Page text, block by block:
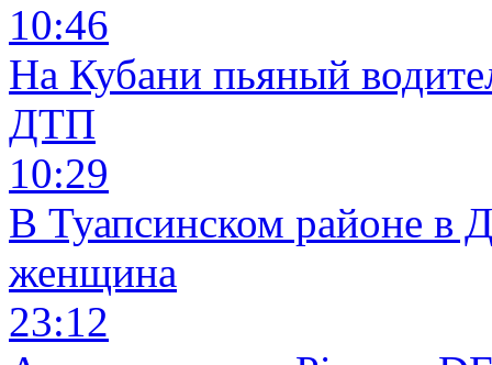
10:46
На Кубани пьяный
ДТП
10:29
В Туапсинском районе в
женщина
23:12